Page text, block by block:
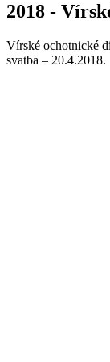
2018 -
Vírské ochotnické
svatba – 20.4.2018.